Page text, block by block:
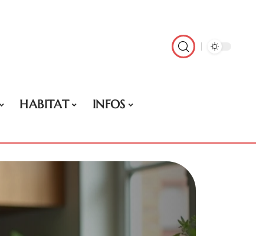
HABITAT
INFOS